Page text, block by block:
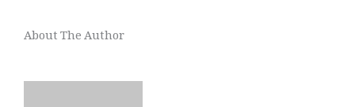
About The Author